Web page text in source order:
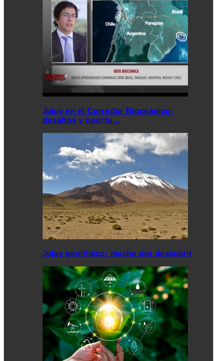
Jujuy en el Corredor Bioceánico:
desafíos y oportu…
Jujuy geológico: mucho por descubrir